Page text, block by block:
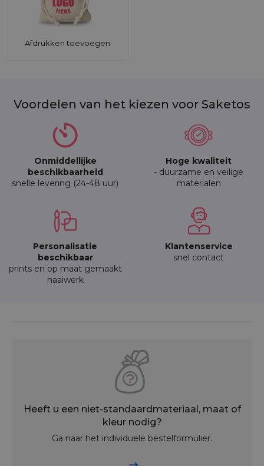
Afdrukken toevoegen
Voordelen van het kiezen voor Saketos
Onmiddellijke
beschikbaarheid
snelle levering (24-48 uur)
Hoge kwaliteit
- duurzame en veilige
materialen
Personalisatie
beschikbaar
prints en op maat gemaakt
naaiwerk
Klantenservice
snel contact
Heeft u een niet-standaardmateriaal, maat of
kleur nodig?
Ga naar het individuele bestelformulier.